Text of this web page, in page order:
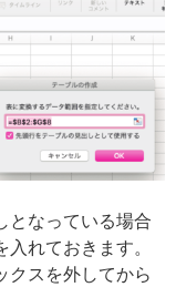
となっている場合
れておきます。
クスを外してから